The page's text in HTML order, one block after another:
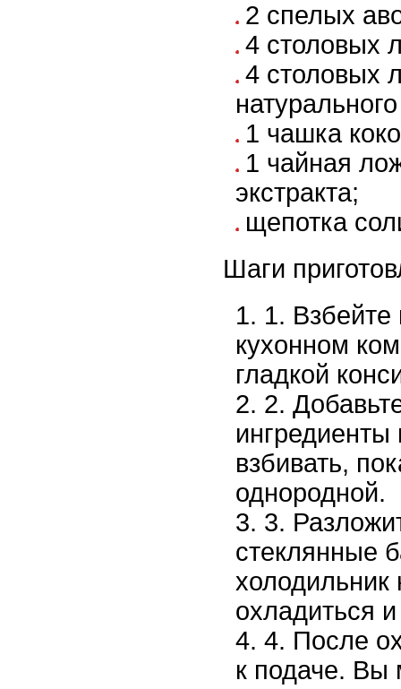
2 спелых
4 столовых
4 столовых
1 чашка
1 чайная
экстракта;
щепотка
Шаги
1.
кухонном
гладкой
2.
взбивать,
однородной.
3.
стеклянные
холодильник
охладиться
4. После
к подаче. Вы